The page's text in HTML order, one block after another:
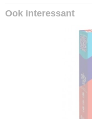
Ook interessant